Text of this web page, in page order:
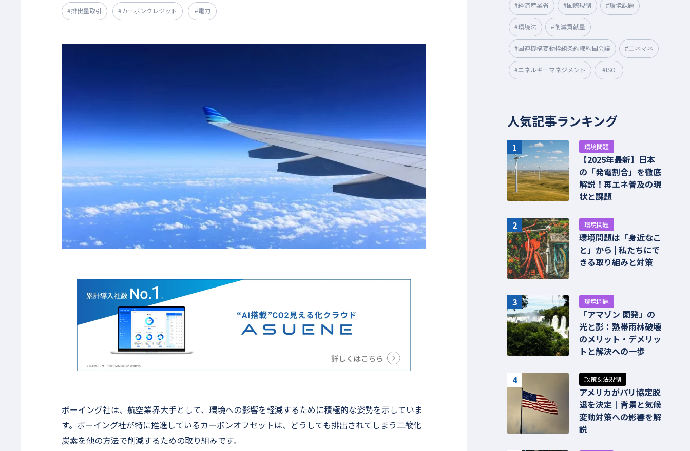
#排出量取引 #カーボンクレジット #電力
ボーイング社は、航空業界大手として、環境への影響を軽減するために積極的な姿勢を示していま
す。ボーイング社が特に推進しているカーボンオフセットは、どうしても排出されてしまう二酸化
炭素を他の方法で削減するための取り組みです。
#経済産業省 #国際規制 #環境課題
#環境法 #削減貢献量
#国連機構変動枠組条約締約国会議 #エネマネ
#エネルギーマネジメント #ISO
人気記事ランキング
1 環境問題
【2025年最新】日本
の「発電割合」を徹底
解説！再エネ普及の現
状と課題
2 環境問題
環境問題は「身近なこ
と」から | 私たちにで
きる取り組みと対策
3 環境問題
「アマゾン 開発」の
光と影：熱帯雨林破壊
のメリット・デメリッ
トと解決への一歩
4 政策＆法規制
アメリカがパリ協定脱
退を決定｜背景と気候
変動対策への影響を解
説